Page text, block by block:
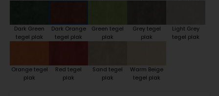
Dark Green
tegel plak
Dark Orange
tegel plak
Green tegel
plak
Grey tegel
plak
Light Grey
tegel plak
Orange tegel
plak
Red tegel
plak
Sand tegel
plak
Warm Beige
tegel plak